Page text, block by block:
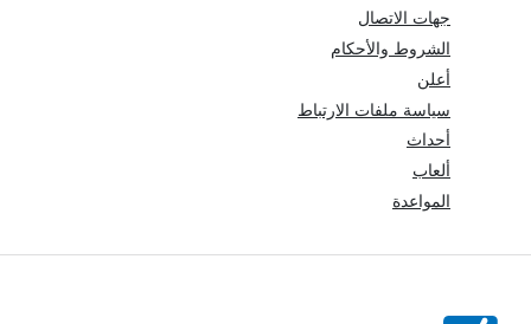
جهات الاتصال
الشروط والأحكام
أعلن
سياسة ملفات الارتباط
أحداث
ألعاب
المواعدة